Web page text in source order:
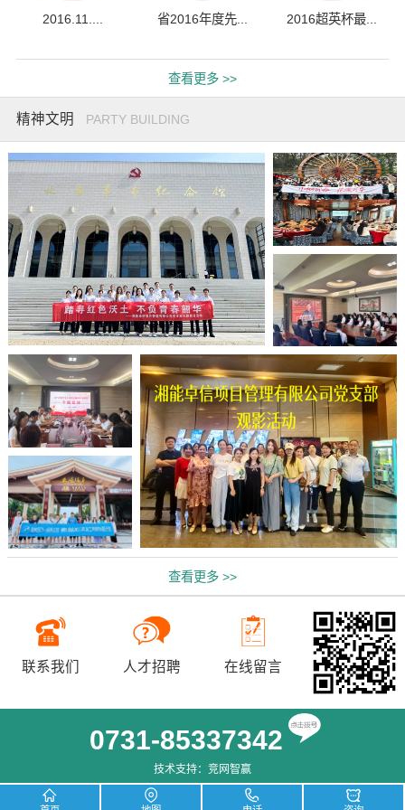
2016.11.... 省2016年度先... 2016超英杯最...
查看更多 >>
精神文明 PARTY BUILDING
查看更多 >>
联系我们 人才招聘 在线留言
0731-85337342
技术支持： 竞网智赢